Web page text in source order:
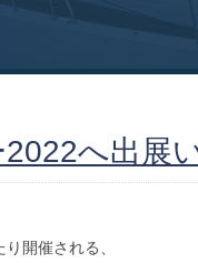
へ出展
開催される、